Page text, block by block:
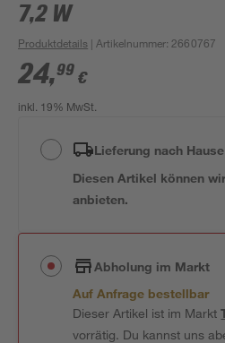
7,2 W
Produktdetails | Artikelnummer: 2660767
24,99 €
inkl. 19% MwSt.
Lieferung nach Hause
Diesen Artikel können
anbieten.
Abholung im Markt
Auf Anfrage bestellbar
Dieser Artikel ist im Markt
vorrätig. Du kannst uns